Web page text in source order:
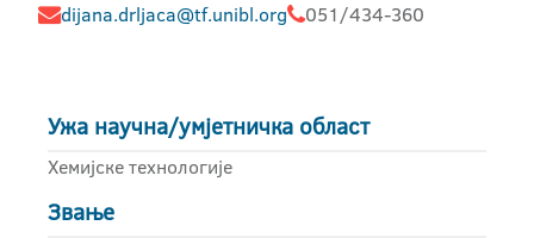
dijana.drljaca@tf.unibl.org 051/434-360
Ужа научна/умјетничка област
Хемијске технологије
Звање